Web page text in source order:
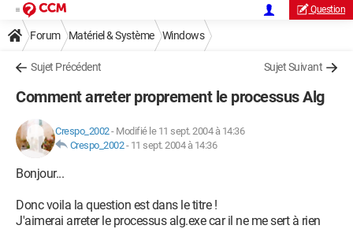
Question
Forum Matériel & Système Windows
Sujet Précédent Sujet Suivant
Comment arreter proprement le processus Alg
Crespo_2002- Modifié le 11 sept. 2004 à 14:36
Crespo_2002- 11 sept. 2004 à 14:36
Bonjour...
Donc voila la question est dans le titre !
J'aimerai arreter le processus alg.exe car il ne me sert à rien